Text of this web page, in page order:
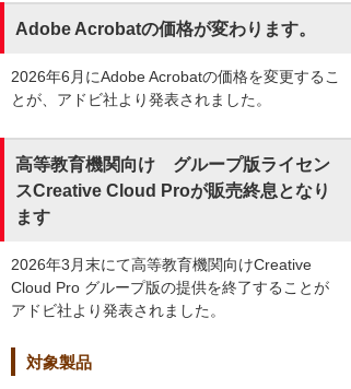
Adobe Acrobatの価格が変わります。
2026年6月にAdobe Acrobatの価格を変更するこ
とが、アドビ社より発表されました。
高等教育機関向け グループ版ライセン
スCreative Cloud Proが販売終息となり
ます
2026年3月末にて高等教育機関向けCreative
Cloud Pro グループ版の提供を終了することが
アドビ社より発表されました。
対象製品